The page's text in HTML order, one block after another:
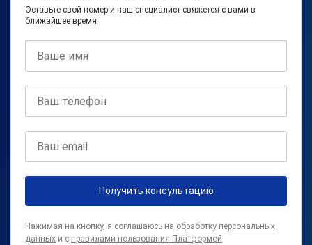
Оставьте свой номер и наш специалист свяжется с вами в
ближайшее время
Получить консультацию
Нажимая на кнопку, я соглашаюсь на обработку персональных
данных и с правилами пользования Платформой